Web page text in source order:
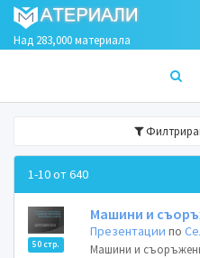
Над 283,000 материала
1-10 от 640
50 стр.
Машини и
Презентации по
Машини и